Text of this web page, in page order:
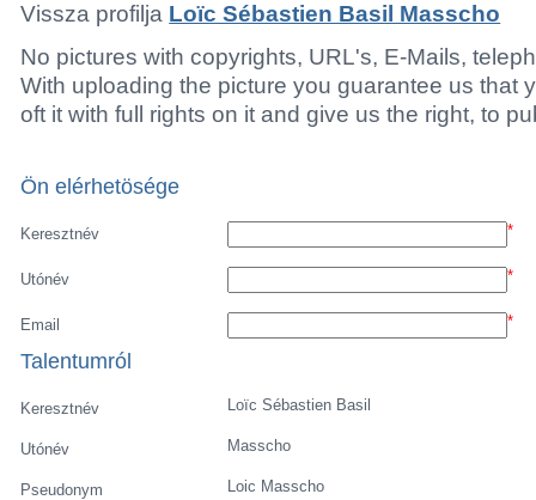
Vissza profilja Loïc Sébastien Basil Masscho
No pictures with copyrights, URL's, E-Mails,
With uploading the picture you guarantee us that
oft it with full rights on it and give us the right, to
Ön elérhetösége
Keresztnév *
Utónév *
Email *
Talentumról
Keresztnév Loïc Sébastien Basil
Utónév Masscho
Pseudonym Loic Masscho